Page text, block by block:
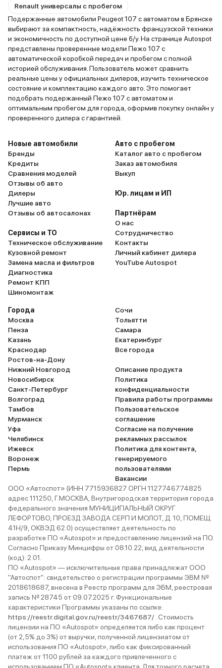
Renault универсалы с пробегом
Подержанные автомобили Peugeot 107 с автоматом в Брянске
выбирают за компактность, надёжность французской техники
и экономичность по доступной цене б/у. На странице Autospot
представлены проверенные модели Пежо 107 с
автоматической коробкой передач и пробегом с полной
историей обслуживания. Пользователь может сравнить
реальные цены у официальных дилеров, изучить техническое
состояние и комплектацию каждого авто. Это помогает
подобрать подержанный Пежо 107 с автоматом и
оптимальным пробегом для города, оформив покупку онлайн у
проверенного дилера с гарантией.
Новые автомобили
Бренды
Кредиты
Сравнения моделей
Отзывы об авто
Дилеры
Лучшие авто
Отзывы об автосалонах
Сервисы и ТО
Техническое обслуживание
Кузовной ремонт
Замена масла и фильтров
Диагностика
Ремонт КПП
Шиномонтаж
Авто с пробегом
Каталог авто с пробегом
Заказ автомобиля
Выкуп
Юр. лицам и ИП
Партнёрам
О нас
Сотрудничество
Контакты
Личный кабинет дилера
YouTube Autospot
Города
Москва
Пенза
Казань
Краснодар
Ростов-на-Дону
Нижний Новгород
Новосибирск
Санкт-Петербург
Волгоград
Тамбов
Мурманск
Уфа
Челябинск
Ижевск
Воронеж
Пермь
Сочи
Тольятти
Самара
Екатеринбург
Все города
Описание продукта
Политика
конфиденциальности
Правила работы программы
Пользовательское
соглашение
Согласие на получение
рекламных рассылок
Политика для контента,
генерируемого
пользователями
Вакансии
ООО «Автоспот» (ИНН 7715936827 ОРГН 1127746774825
адрес 111250, Г.МОСКВА, Внутригородская территория города
федерального значения МУНИЦИПАЛЬНЫЙ ОКРУГ
ЛЕФОРТОВО, ПРОЕЗД ЗАВОДА СЕРП И МОЛОТ, Д. 10, ПОМЕЩ.
41Н/9, ОКВЭД 62.0) осуществляет деятельность по
разработке ПО «Autospot» и предоставлению лицензий на ПО.
Согласно Приказу Минцифры от 08.10.22, вид деятельности
(код): 2.01.
ПО «Autospot» — исключительные права принадлежат ООО
"Автоспот": свидетельство о регистрации программы ЭВМ №
2018618687, внесена в Реестр программ для ЭВМ, реестровая
запись № 28745 от 09.07.2025 г. Функциональные
характеристики Программы указаны по ссылке:
https://reestr.digital.gov.ru/reestr/3467687/ . Стоимость
лицензии на ПО «Autospot» определяется либо как процент
(от 2,5% до 3%) от выручки, полученной лицензиатом от
использования ПО «Autospot», либо как фиксированный
платеж от 1100 рублей за каждого привлеченного с